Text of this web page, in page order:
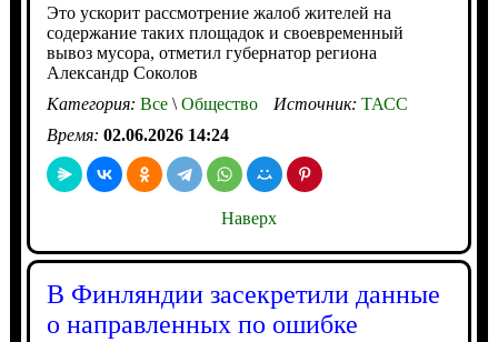
Это ускорит рассмотрение жалоб жителей на
содержание таких площадок и своевременный
вывоз мусора, отметил губернатор региона
Александр Соколов
Категория: Все\Общество Источник: ТАСС
Время: 02.06.2026 14:24
Наверх
В Финляндии засекретили данные
о направленных по ошибке